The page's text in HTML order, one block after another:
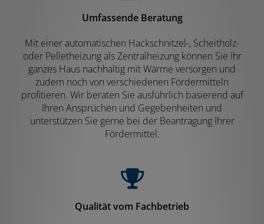
Umfassende Beratung
Mit einer automatischen Hackschnitzel-, Scheitholz-
oder Pelletheizung als Zentralheizung können Sie Ihr
ganzes Haus nachhaltig mit Wärme versorgen und
zudem noch von verschiedenen Fördermitteln
profitieren. Wir beraten Sie ausführlich basierend auf
Ihren Ansprüchen und Gegebenheiten und
unterstützen Sie gerne bei der Beantragung Ihrer
Fördermittel.
Qualität vom Fachbetrieb